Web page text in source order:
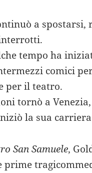
a spostarsi,
tempo ha
comici
per il teatro.
tornò a
la sua
San Samuele,
prime